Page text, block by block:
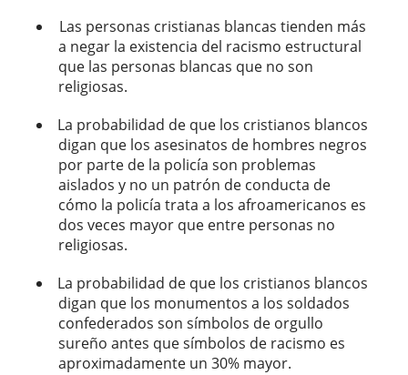
Las personas cristianas blancas tienden más
a negar la existencia del racismo estructural
que las personas blancas que no son
religiosas.
La probabilidad de que los cristianos blancos
digan que los asesinatos de hombres negros
por parte de la policía son problemas
aislados y no un patrón de conducta de
cómo la policía trata a los afroamericanos es
dos veces mayor que entre personas no
religiosas.
La probabilidad de que los cristianos blancos
digan que los monumentos a los soldados
confederados son símbolos de orgullo
sureño antes que símbolos de racismo es
aproximadamente un 30% mayor.